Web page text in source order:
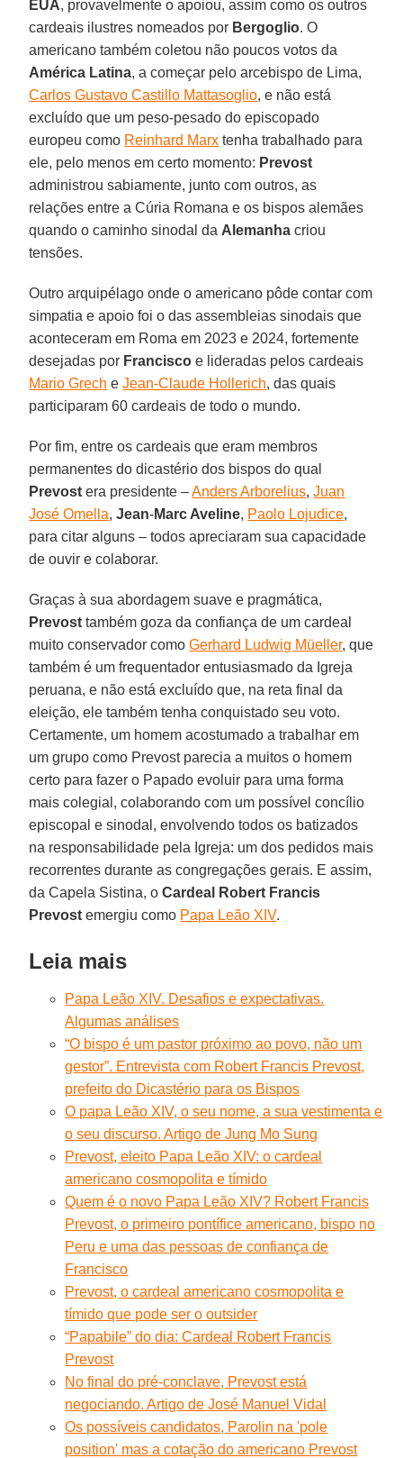
EUA, provavelmente o apoiou, assim como os outros
cardeais ilustres nomeados por Bergoglio. O
americano também coletou não poucos votos da
América Latina, a começar pelo arcebispo de Lima,
Carlos Gustavo Castillo Mattasoglio, e não está
excluído que um peso-pesado do episcopado
europeu como Reinhard Marx tenha trabalhado para
ele, pelo menos em certo momento: Prevost
administrou sabiamente, junto com outros, as
relações entre a Cúria Romana e os bispos alemães
quando o caminho sinodal da Alemanha criou
tensões.
Outro arquipélago onde o americano pôde contar com
simpatia e apoio foi o das assembleias sinodais que
aconteceram em Roma em 2023 e 2024, fortemente
desejadas por Francisco e lideradas pelos cardeais
Mario Grech eJean-Claude Hollerich, das quais
participaram 60 cardeais de todo o mundo.
Por fim, entre os cardeais que eram membros
permanentes do dicastério dos bispos do qual
Prevost era presidente –Anders Arborelius,Juan
José Omella,Jean-Marc Aveline, Paolo Lojudice,
para citar alguns – todos apreciaram sua capacidade
de ouvir e colaborar.
Graças à sua abordagem suave e pragmática,
Prevost também goza da confiança de um cardeal
muito conservador comoGerhard Ludwig Müeller, que
também é um frequentador entusiasmado da Igreja
peruana, e não está excluído que, na reta final da
eleição, ele também tenha conquistado seu voto.
Certamente, um homem acostumado a trabalhar em
um grupo como Prevost parecia a muitos o homem
certo para fazer o Papado evoluir para uma forma
mais colegial, colaborando com um possível concílio
episcopal e sinodal, envolvendo todos os batizados
na responsabilidade pela Igreja: um dos pedidos mais
recorrentes durante as congregações gerais. E assim,
da Capela Sistina, oCardeal Robert Francis
Prevost emergiu como Papa Leão XIV.
Leia mais
Papa Leão XIV. Desafios e expectativas.
Algumas análises
“O bispo é um pastor próximo ao povo, não um
gestor”. Entrevista com Robert Francis Prevost,
prefeito do Dicastério para os Bispos
O papa Leão XIV, o seu nome, a sua vestimenta e
o seu discurso. Artigo de Jung Mo Sung
Prevost, eleito Papa Leão XIV: o cardeal
americano cosmopolita e tímido
Quem é o novo Papa Leão XIV? Robert Francis
Prevost, o primeiro pontífice americano, bispo no
Peru e uma das pessoas de confiança de
Francisco
Prevost, o cardeal americano cosmopolita e
tímido que pode ser o outsider
“Papabile” do dia: Cardeal Robert Francis
Prevost
No final do pré-conclave, Prevost está
negociando. Artigo de José Manuel Vidal
Os possíveis candidatos, Parolin na 'pole
position' mas a cotação do americano Prevost